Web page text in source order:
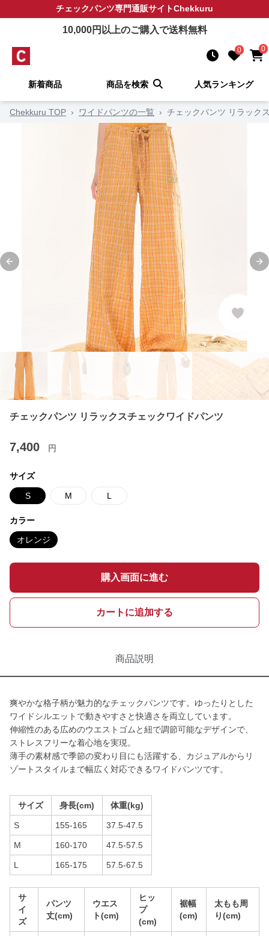
チェックパンツ専門通販サイトChekkuru
10,000円以上のご購入で送料無料
0 0
新着商品 商品を検索 人気ランキング
Chekkuru TOP › ワイドパンツの一覧 › チェックパンツ リラック
Previous slide
チェックパンツ リラックスチェックワイドパンツ
7,400 円
サイズ
S M L
カラー
オレンジ
購入画面に進む
カートに追加する
商品説明
爽やかな格子柄が魅力的なチェックパンツです。ゆったりとした
ワイドシルエットで動きやすさと快適さを両立しています。
伸縮性のある広めのウエストゴムと紐で調節可能なデザインで、
ストレスフリーな着心地を実現。
薄手の素材感で季節の変わり目にも活躍する、カジュアルからリ
ゾートスタイルまで幅広く対応できるワイドパンツです。
サイズ 身長(cm) 体重(kg)
S 155-165 37.5-47.5
M 160-170 47.5-57.5
L 165-175 57.5-67.5
サ
イ
ズ
パンツ
丈(cm)
ウエス
ト(cm)
ヒッ
プ
(cm)
裾幅
(cm)
太もも周
り(cm)